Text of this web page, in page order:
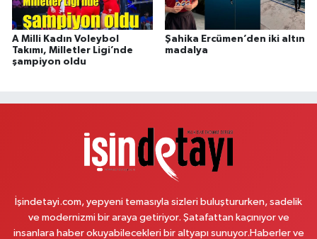
A Milli Kadın Voleybol
Takımı, Milletler Ligi’nde
şampiyon oldu
Şahika Ercümen’den iki altın
madalya
İşindetayi.com, yepyeni temasıyla sizleri buluştururken, sadelik
ve modernizmi bir araya getiriyor. Şatafattan kaçınıyor ve
insanlara haber okuyabilecekleri bir altyapı sunuyor.Haberler ve